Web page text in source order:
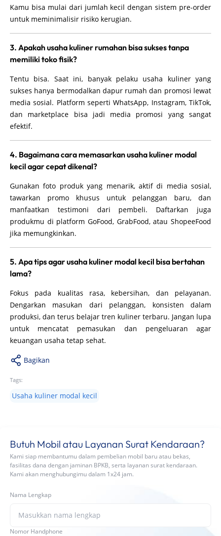
Kamu bisa mulai dari jumlah kecil dengan sistem pre-order
untuk meminimalisir risiko kerugian.
3. Apakah usaha kuliner rumahan bisa sukses tanpa
memiliki toko fisik?
Tentu bisa. Saat ini, banyak pelaku usaha kuliner yang
sukses hanya bermodalkan dapur rumah dan promosi lewat
media sosial. Platform seperti WhatsApp, Instagram, TikTok,
dan marketplace bisa jadi media promosi yang sangat
efektif.
4. Bagaimana cara memasarkan usaha kuliner modal
kecil agar cepat dikenal?
Gunakan foto produk yang menarik, aktif di media sosial,
tawarkan promo khusus untuk pelanggan baru, dan
manfaatkan testimoni dari pembeli. Daftarkan juga
produkmu di platform GoFood, GrabFood, atau ShopeeFood
jika memungkinkan.
5. Apa tips agar usaha kuliner modal kecil bisa bertahan
lama?
Fokus pada kualitas rasa, kebersihan, dan pelayanan.
Dengarkan masukan dari pelanggan, konsisten dalam
produksi, dan terus belajar tren kuliner terbaru. Jangan lupa
untuk mencatat pemasukan dan pengeluaran agar
keuangan usaha tetap sehat.
Bagikan
Tags:
Usaha kuliner modal kecil
Butuh Mobil atau Layanan Surat Kendaraan?
Kami siap membantumu dalam pembelian mobil baru atau bekas,
fasilitas dana dengan jaminan BPKB, serta layanan surat kendaraan.
Kami akan menghubungimu dalam 1x24 jam.
Nama Lengkap
Nomor Handphone